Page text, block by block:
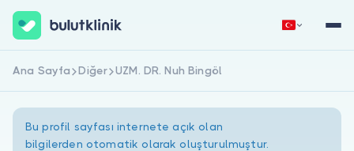
Hemen Kaydol
Ana Sayfa Diğer UZM. DR. Nuh Bingöl
Bu profil sayfası internete açık olan
bilgilerden otomatik olarak oluşturulmuştur.